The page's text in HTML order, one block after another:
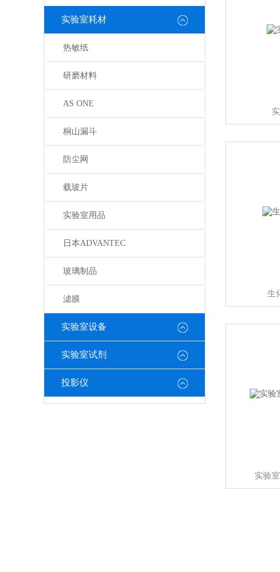
实验室耗材
热敏纸
研磨材料
AS ONE
桐山漏斗
防尘网
载玻片
实验室用品
日本ADVANTEC
玻璃制品
滤膜
实验室设备
实验室试剂
投影仪
生
实验